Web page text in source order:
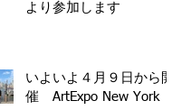
より参加します
いよいよ４月９日から開
催 ArtExpo New York